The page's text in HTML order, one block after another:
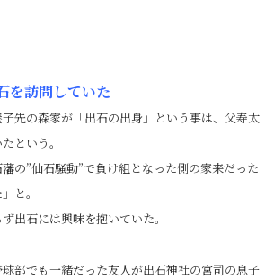
を訪問していた
先の森家が「出石の出身」という事は、父寿太
という。
藩の”仙石騒動”で負け組となった側の家来だった
と。
出石には興味を抱いていた。
部でも一緒だった友人が出石神社の宮司の息子